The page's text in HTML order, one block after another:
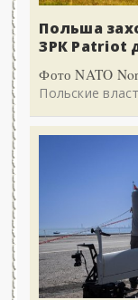
Польша
ЗРК Patriot
Фото NATO
Польские